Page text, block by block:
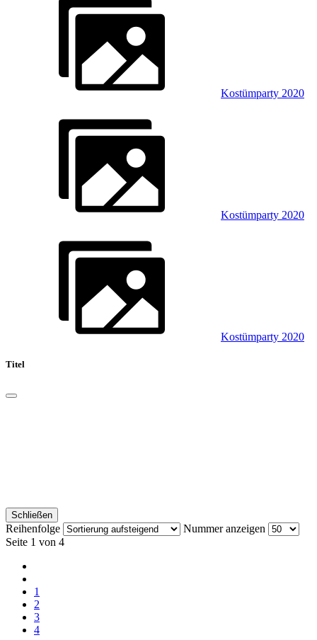
Kostümparty 2020
Kostümparty 2020
Kostümparty 2020
Titel
Schließen
Reihenfolge
Nummer anzeigen
Seite 1 von 4
1
2
3
4